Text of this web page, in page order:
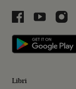
Libri aLibri a
Libri